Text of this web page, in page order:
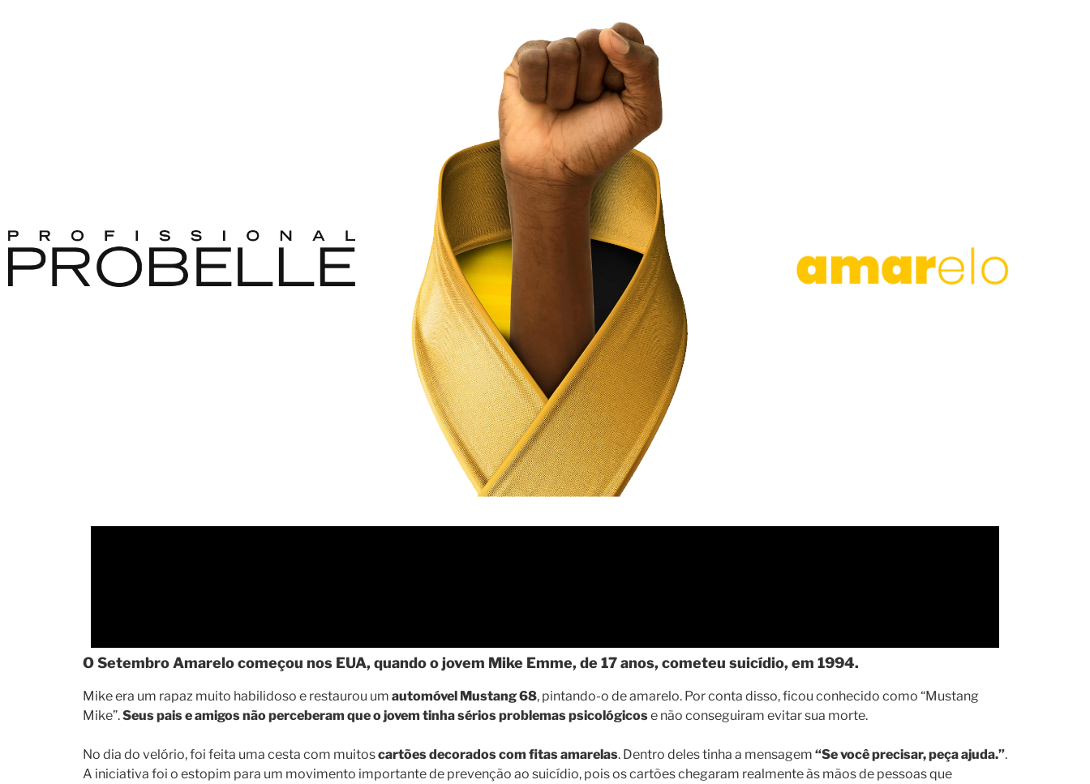
O Setembro Amarelo começou nos EUA, quando o jovem Mike Emme, de 17 anos, cometeu suicídio, em 1994.
Mike era um rapaz muito habilidoso e restaurou um automóvel Mustang 68, pintando-o de amarelo. Por conta disso, ficou conhecido como “Mustang
Mike”.Seus pais e amigos não perceberam que o jovem tinha sérios problemas psicológicose não conseguiram evitar sua morte.
No dia do velório, foi feita uma cesta com muitoscartões decorados com fitas amarelas. Dentro deles tinha a mensagem “Se você precisar, peça ajuda.”.
A iniciativa foi o estopim para um movimento importante de prevenção ao suicídio, pois os cartões chegaram realmente às mãos de pessoas que